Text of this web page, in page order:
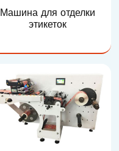
Машина для отделки
этикеток